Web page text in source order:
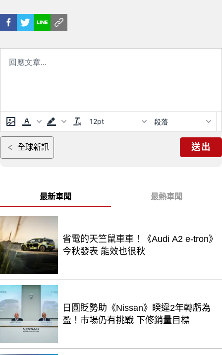
12pt 段落
全球新訊 送出
最新車聞 最熱車聞
省電的天竺鼠車車！《Audi A2 e-tron》
今秋發表 能效也很秋
日圓貶勢助《Nissan》睽違2年轉虧為
盈！市場仍有挑戰 下修銷量目標